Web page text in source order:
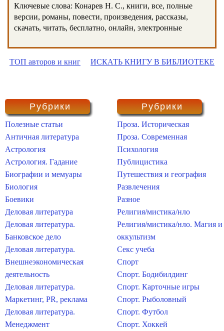
Ключевые слова: Конарев Н. С., книги, все, полные
версии, романы, повести, произведения, рассказы,
скачать, читать, бесплатно, онлайн, электронные
ТОП авторов и книг ИСКАТЬ КНИГУ В БИБЛИОТЕКЕ
Рубрики
Полезные статьи
Античная литература
Астрология
Астрология. Гадание
Биографии и мемуары
Биология
Боевики
Деловая литература
Деловая литература.
Банковское дело
Деловая литература.
Внешнеэкономическая
деятельность
Деловая литература.
Маркетинг, PR, реклама
Деловая литература.
Менеджмент
Рубрики
Проза. Историческая
Проза. Современная
Психология
Публицистика
Путешествия и география
Развлечения
Разное
Религия/мистика/нло
Религия/мистика/нло. Магия и
оккультизм
Секс учеба
Спорт
Спорт. Бодибилдинг
Спорт. Карточные игры
Спорт. Рыболовный
Спорт. Футбол
Спорт. Хоккей